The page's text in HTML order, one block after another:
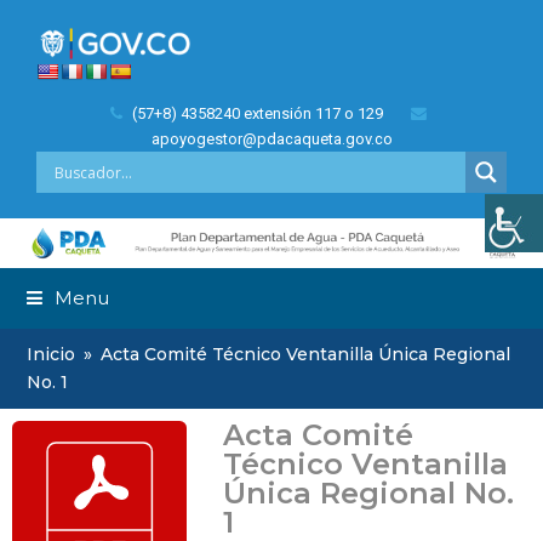
(57+8) 4358240 extensión 117 o 129
apoyogestor@pdacaqueta.gov.co
Menu
Inicio » Acta Comité Técnico Ventanilla Única Regional
No. 1
Acta Comité
Técnico Ventanilla
Única Regional No.
1